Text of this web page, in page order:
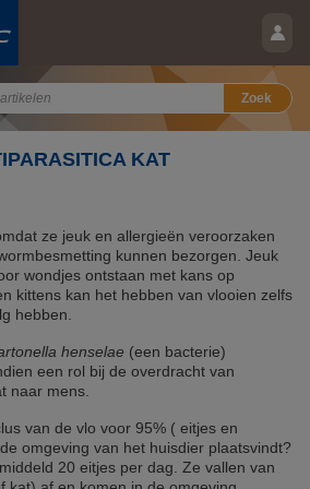
Zoek
KAT
ze jeuk en allergieën veroorzaken
kunnen bezorgen. Jeuk
wondjes ontstaan met kans op
kittens kan het hebben van vlooien zelfs
hebben.
henselae (een bacterie)
een rol bij de overdracht van
naar mens.
van de vlo voor 95% ( eitjes en
omgeving van het huisdier plaatsvindt?
20 eitjes per dag. Ze vallen van